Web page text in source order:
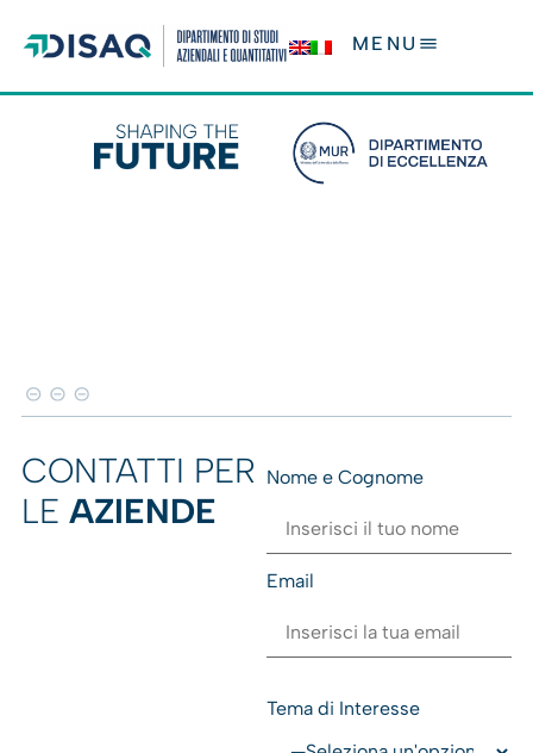
MENU
CONTATTI PER
LE AZIENDE
Nome e Cognome
Email
Tema di Interesse